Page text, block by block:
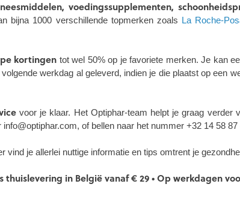
voedingssupplementen,
bijna 1000 verschillende topmerken zoals La Roche-
kortingen tot wel 50% op je favoriete merken. Je kan
werkdag al geleverd, indien je die plaatst op een
voor je klaar. Het Optiphar-team helpt je graag verder
of bellen naar het nummer +32 14 58 87
vind je allerlei nuttige informatie en tips omtrent je
thuislevering in België vanaf € 29 • Op werkdagen